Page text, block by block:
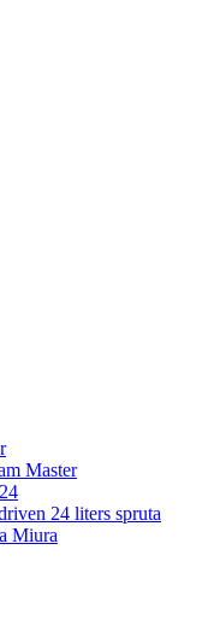
Master
24 liters spruta
Miura